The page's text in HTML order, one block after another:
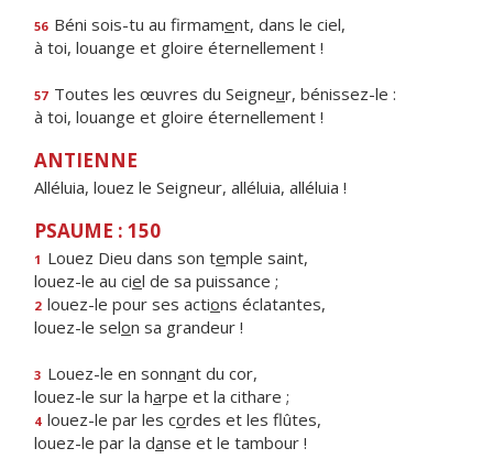
56 Béni sois-tu au firmament, dans le ciel,
à toi, louange et gloire éternellement !
57 Toutes les œuvres du Seigneur, bénissez-le :
à toi, louange et gloire éternellement !
ANTIENNE
Alléluia, louez le Seigneur, alléluia, alléluia !
PSAUME : 150
1 Louez Dieu dans son temple saint,
louez-le au ciel de sa puissance ;
2 louez-le pour ses actions éclatantes,
louez-le selon sa grandeur !
3 Louez-le en sonnant du cor,
louez-le sur la harpe et la cithare ;
4 louez-le par les cordes et les flûtes,
louez-le par la danse et le tambour !